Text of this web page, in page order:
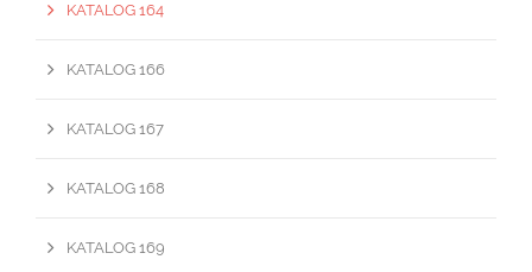
KATALOG 164
KATALOG 166
KATALOG 167
KATALOG 168
KATALOG 169